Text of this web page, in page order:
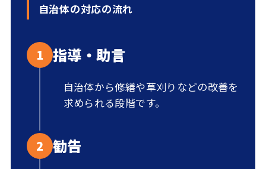
自治体の対応の流れ
1 指導・助言
自治体から修繕や草刈りなどの改善を
求められる段階です。
2 勧告